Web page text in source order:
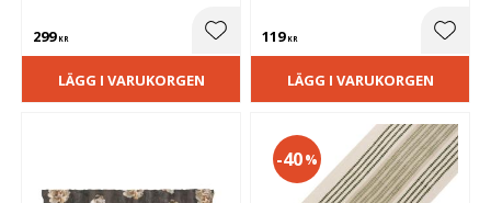
behaglig känsla i rummet.
299KR Lägg till i favoriter
LÄGG I VARUKORGEN
119KR
LÄGG I VARUKORGEN
40%